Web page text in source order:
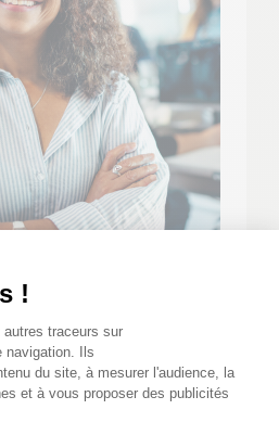
!
du
traceurs sur
navigation. Ils
du site, à mesurer l'audience, la
et à vous proposer des publicités
la Ville de Paris ?
avec une mutuelle
territoriaux de la
de vos avantages ville
d’une aide forfaitaire